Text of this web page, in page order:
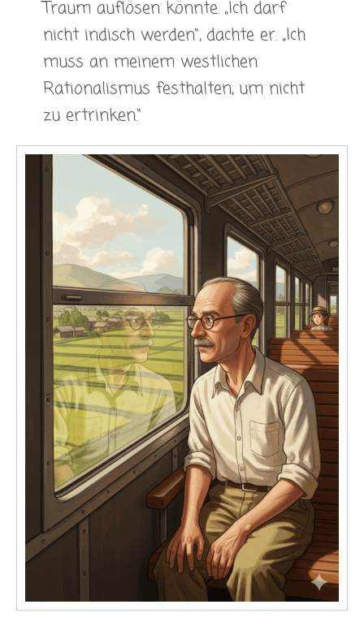
Traum auflösen könnte. „Ich darf
nicht indisch werden“, dachte er. „Ich
muss an meinem westlichen
Rationalismus festhalten, um nicht
zu ertrinken.“